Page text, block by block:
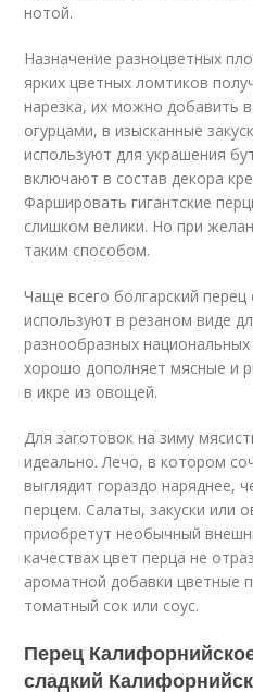
нотой.
Назначение разноцветных
ярких цветных ломтиков
нарезка, их можно добавить
огурцами, в изысканные
используют для украшения
включают в состав декора
Фаршировать гигантские
слишком велики. Но при
таким способом.
Чаще всего болгарский
используют в резаном виде
разнообразных
хорошо дополняет мясные и
в икре из овощей.
Для заготовок на зиму
идеально. Лечо, в котором
выглядит гораздо наряднее,
перцем. Салаты, закуски или
приобретут необычный
качествах цвет перца не
ароматной добавки цветные
томатный сок или соус.
Перец
сладкий